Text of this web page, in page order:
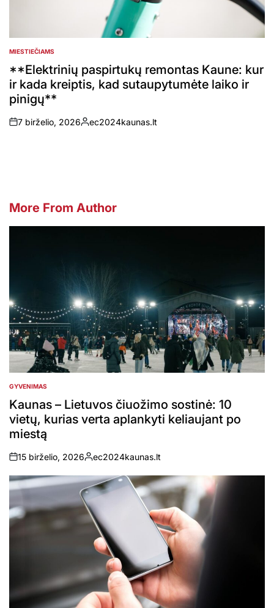
POSTED
MIESTIEČIAMS
**Elektrinių paspirtukų remontas Kaune: kur
ir kada kreiptis, kad sutaupytumėte laiko ir
pinigų**
on
7 birželio, 2026
Posted
ec2024kaunas.lt
More From Author
POSTED
IN
GYVENIMAS
Kaunas – Lietuvos čiuožimo sostinė: 10
vietų, kurias verta aplankyti keliaujant po
miestą
on
15 birželio, 2026
Posted
by
ec2024kaunas.lt